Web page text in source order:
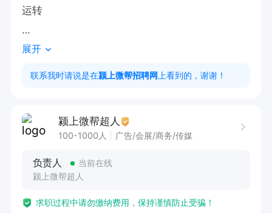
运转
福利待遇：3000+提成
展开
联系我时请说是在颍上微帮招聘网 上看到的，谢谢！
颍上微帮超人
100-1000人 广告/会展/商务/传媒
负责人
当前在线
颍上微帮超人
求职过程中请勿缴纳费用，保持谨慎防止受骗！